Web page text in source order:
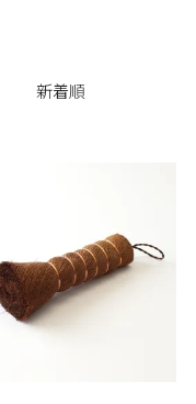
新着順